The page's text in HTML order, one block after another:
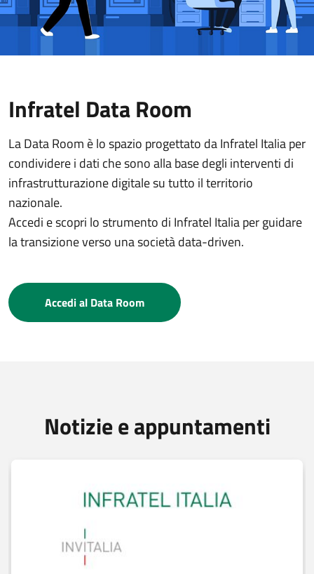
Infratel Data Room
La Data Room è lo spazio progettato da Infratel Italia per
condividere i dati che sono alla base degli interventi di
infrastrutturazione digitale su tutto il territorio
nazionale.
Accedi e scopri lo strumento di Infratel Italia per guidare
la transizione verso una società data-driven.
Accedi al Data Room
Notizie e appuntamenti